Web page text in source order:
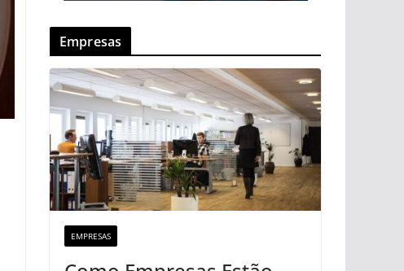
Empresas
EMPRESAS